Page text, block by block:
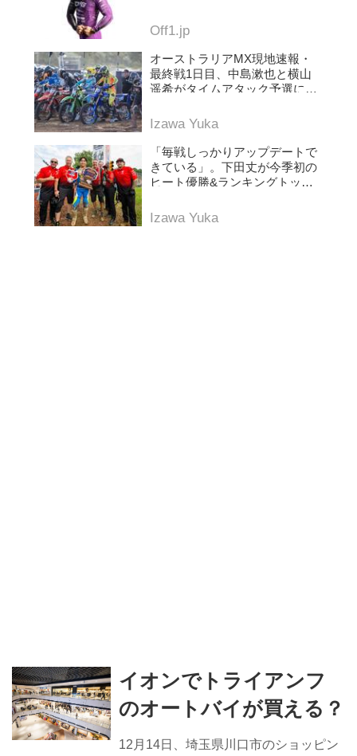
Off1.jp
オーストラリアMX現地速報・
最終戦1日目、中島漱也と横山
遥希がタイムアタック予選に挑
Izawa Yuka
「毎戦しっかりアップデートで
きている」。下田丈が今季初の
ヒート優勝&ランキングトップ
5戦レッドバッド
Izawa Yuka
イオンでトライアンフ
のオートバイが買える？
12月14日、埼玉県川口市のショッピン